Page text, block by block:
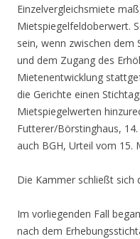
Einzelvergleichsmiete
Mietspiegelfeldoberwert.
sein, wenn zwischen dem
und dem Zugang des
Mietenentwicklung
die Gerichte einen
Mietspiegelwerten
Futterer/Börstinghaus, 14.
auch BGH, Urteil vom 15.
Die Kammer schließt sich
Im vorliegenden Fall
nach dem